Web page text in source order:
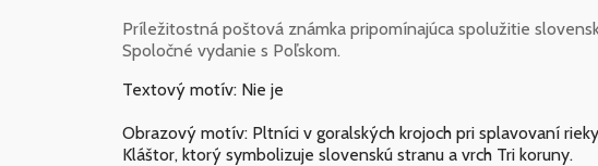
Príležitostná poštová známka pripomínajúca spolužitie
Spoločné vydanie s Poľskom.
Textový motív: Nie je
Obrazový motív: Pltníci v goralských krojoch pri splavovaní
Kláštor, ktorý symbolizuje slovenskú stranu a vrch Tri koruny.